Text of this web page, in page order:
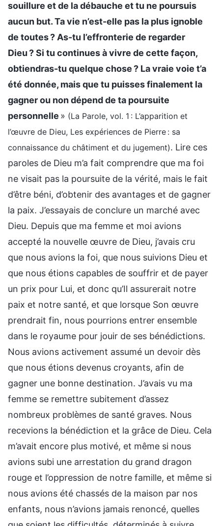
souillure et de la débauche et tu ne poursuis
aucun but. Ta vie n’est-elle pas la plus ignoble
de toutes ? As-tu l’effronterie de regarder
Dieu ? Si tu continues à vivre de cette façon,
obtiendras-tu quelque chose ? La vraie voie t’a
été donnée, mais que tu puisses finalement la
gagner ou non dépend de ta poursuite
personnelle » (La Parole, vol. 1 : L’apparition et
l’œuvre de Dieu, Les expériences de Pierre : sa
connaissance du châtiment et du jugement). Lire ces
paroles de Dieu m’a fait comprendre que ma foi
ne visait pas la poursuite de la vérité, mais le fait
d’être béni, d’obtenir des avantages et de gagner
la paix. J’essayais de conclure un marché avec
Dieu. Depuis que ma femme et moi avions
accepté la nouvelle œuvre de Dieu, j’avais cru
que nous avions la foi, que nous suivions Dieu et
que nous étions capables de souffrir et de payer
un prix pour Lui, et donc qu’Il assurerait notre
paix et notre santé, et que lorsque Son œuvre
prendrait fin, nous pourrions entrer ensemble
dans le royaume pour jouir de ses bénédictions.
Nous avions activement assumé un devoir dès
que nous étions devenus croyants, afin de
gagner une bonne destination. J’avais vu ma
femme se remettre subitement d’assez
nombreux problèmes de santé graves. Nous
recevions la bénédiction et la grâce de Dieu. Cela
m’avait encore plus motivé, et même si nous
avions subi une arrestation du grand dragon
rouge et l’oppression de notre famille, et même si
nous avions été chassés de la maison par nos
enfants, nous n’avions jamais renoncé, quelles